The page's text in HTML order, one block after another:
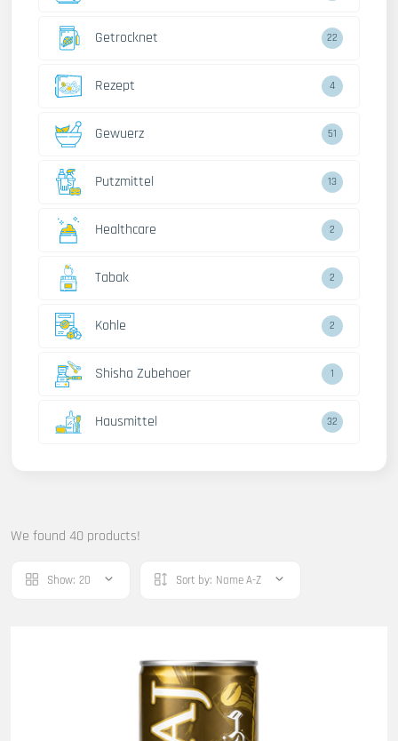
Getrocknet 22
Rezept 4
Gewuerz 51
Putzmittel 13
Healthcare 2
Tabak 2
Kohle 2
Shisha Zubehoer 1
Hausmittel 32
We found 40 products!
Show: 20 Sort by: Name A-Z